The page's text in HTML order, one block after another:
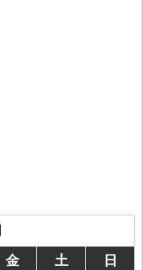
金 土
日